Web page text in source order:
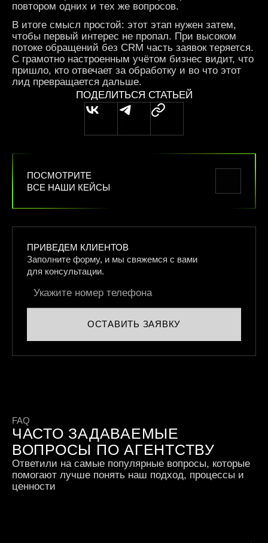
повтором одних и тех же вопросов.
В итоге смысл простой: этот этап нужен затем,
чтобы первый интерес не пропал. При высоком
потоке обращений без CRM часть заявок теряется.
С грамотно настроенным учётом бизнес видит, что
пришло, кто отвечает за обработку и во что этот
лид превращается дальше.
ПОДЕЛИТЬСЯ СТАТЬЕЙ
ПОСМОТРИТЕ
ВСЕ НАШИ КЕЙСЫ
ПРИВЕДЕМ КЛИЕНТОВ
Заполните форму, и мы свяжемся с вами
для консультации.
ОСТАВИТЬ ЗАЯВКУ
FAQ
ЧАСТО ЗАДАВАЕМЫЕ
ВОПРОСЫ ПО АГЕНТСТВУ
Ответили на самые популярные вопросы, которые
помогают лучше понять наш подход, процессы и
ценности